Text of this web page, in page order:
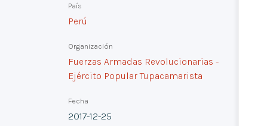
País
Perú
Organización
Fuerzas Armadas Revolucionarias -
Ejército Popular Tupacamarista
Fecha
2017-12-25